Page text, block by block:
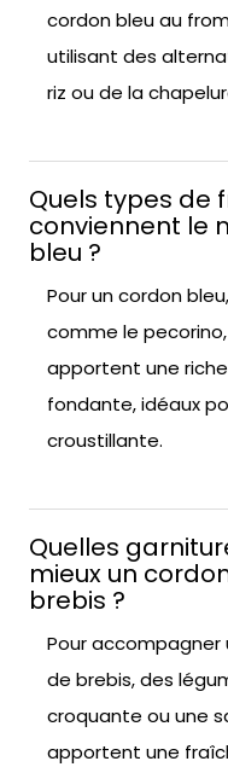
cordon bleu au
utilisant des
riz ou de la
Quels types de
conviennent le
bleu ?
Pour un cordon
comme le
apportent une
fondante, idéaux
croustillante.
Quelles
mieux un
brebis ?
Pour
de brebis, des
croquante ou une
apportent une